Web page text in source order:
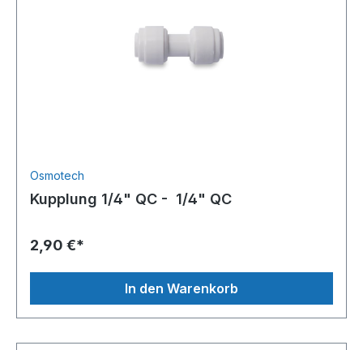
Osmotech
Kupplung 1/4" QC - 1/4" QC
2,90 €*
In den Warenkorb